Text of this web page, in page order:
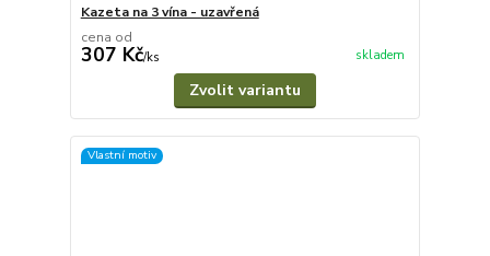
Kazeta na 3 vína - uzavřená
cena od
307 Kč/ks skladem
Zvolit variantu
Vlastní motiv